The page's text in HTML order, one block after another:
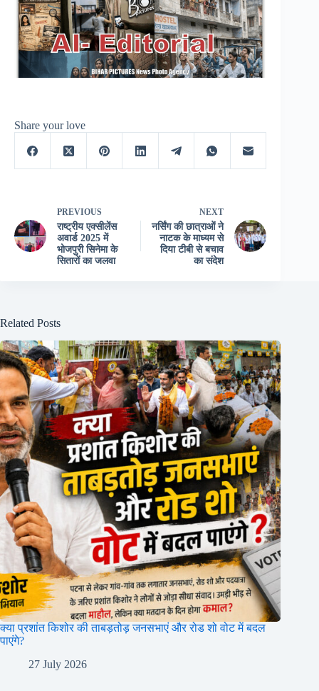
Share your love
PREVIOUS
राष्ट्रीय एक्सीलेंस
अवार्ड 2025 में
भोजपुरी सिनेमा के
सितारों का जलवा
NEXT
नर्सिंग की छात्राओं ने
नाटक के माध्यम से
दिया टीबी से बचाव
का संदेश
Related Posts
क्या प्रशांत किशोर की ताबड़तोड़ जनसभाएं और रोड शो वोट में बदल
पाएंगे?
27 July 2026